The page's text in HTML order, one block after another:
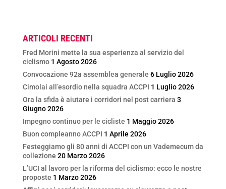
ARTICOLI RECENTI
Fred Morini mette la sua esperienza al servizio del
ciclismo 1 Agosto 2026
Convocazione 92a assemblea generale 6 Luglio 2026
Cimolai all’esordio nella squadra ACCPI 1 Luglio 2026
Ora la sfida è aiutare i corridori nel post carriera 3
Giugno 2026
Impegno continuo per le cicliste 1 Maggio 2026
Buon compleanno ACCPI 1 Aprile 2026
Festeggiamo gli 80 anni di ACCPI con un Vademecum da
collezione 20 Marzo 2026
L’UCI al lavoro per la riforma del ciclismo: ecco le nostre
proposte 1 Marzo 2026